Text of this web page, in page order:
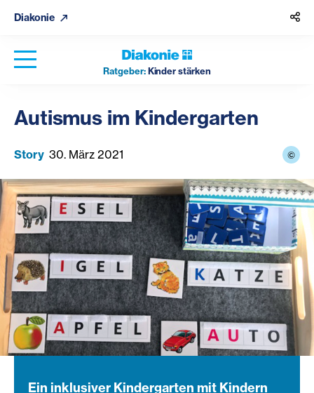
Diakonie
Ratgeber:Kinder stärken
Autismus im Kindergarten
Story 30. März 2021 ©
Ein inklusiver Kindergarten mit Kindern